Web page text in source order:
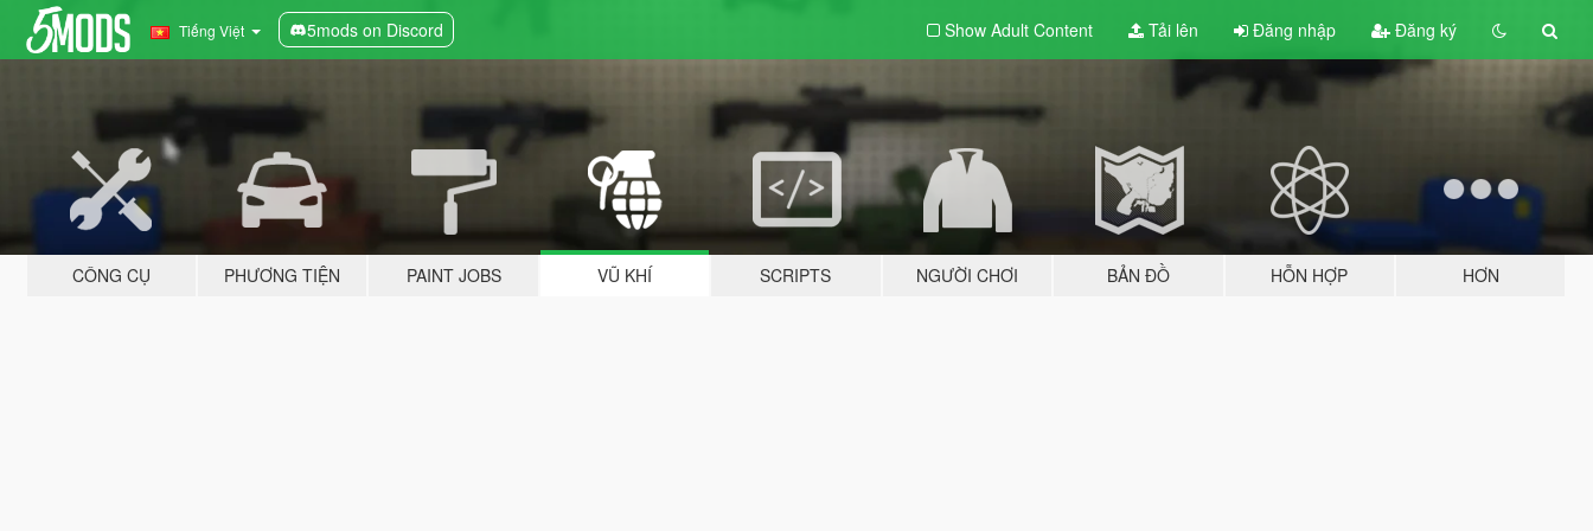
Tiếng Việt 5mods on Discord Show Adult Content Tải lên Đăng nhập Đăng ký
CÔNG CỤ PHƯƠNG TIỆN PAINT JOBS VŨ KHÍ SCRIPTS NGƯỜI CHƠI BẢN ĐỒ HỖN HỢP HƠN